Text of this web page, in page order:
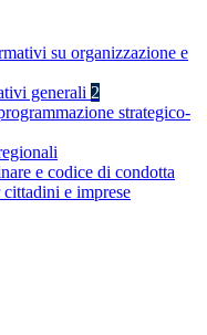
su organizzazione e
generali 2
strategico-
e codice di condotta
e imprese